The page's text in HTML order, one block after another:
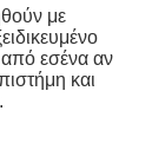
με
από εσένα αν
και